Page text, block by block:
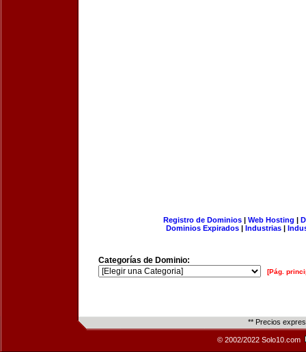
Registro de Dominios| Web Hosting |
Dominios Expirados | Industrias |
Categorías de Dominio:
[Pág.
** Precios
© 2002/2022 Solo10.com